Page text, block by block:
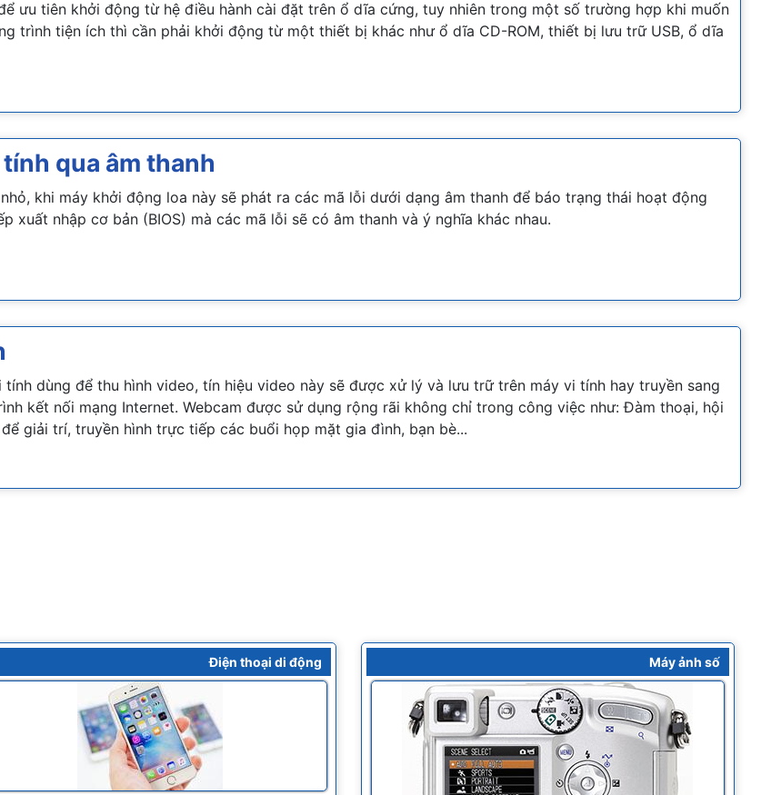
ưu tiên khởi động từ hệ điều hành cài đặt trên ổ dĩa cứng, tuy nhiên trong một số trường hợp khi muốn
trình tiện ích thì cần phải khởi động từ một thiết bị khác như ổ dĩa CD-ROM, thiết bị lưu trữ USB, ổ dĩa
qua âm thanh
khi máy khởi động loa này sẽ phát ra các mã lỗi dưới dạng âm thanh để báo trạng thái hoạt động
xuất nhập cơ bản (BIOS) mà các mã lỗi sẽ có âm thanh và ý nghĩa khác nhau.
dùng để thu hình video, tín hiệu video này sẽ được xử lý và lưu trữ trên máy vi tính hay truyền sang
kết nối mạng Internet. Webcam được sử dụng rộng rãi không chỉ trong công việc như: Đàm thoại, hội
giải trí, truyền hình trực tiếp các buổi họp mặt gia đình, bạn bè...
Điện thoại di động Máy ảnh số